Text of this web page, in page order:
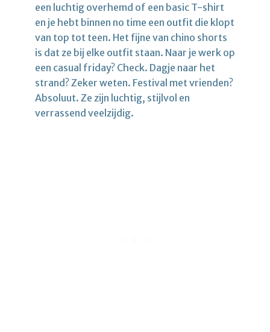
een luchtig overhemd of een basic T-shirt
en je hebt binnen no time een outfit die klopt
van top tot teen. Het fijne van chino shorts
is dat ze bij elke outfit staan. Naar je werk op
een casual friday? Check. Dagje naar het
strand? Zeker weten. Festival met vrienden?
Absoluut. Ze zijn luchtig, stijlvol en
verrassend veelzijdig.